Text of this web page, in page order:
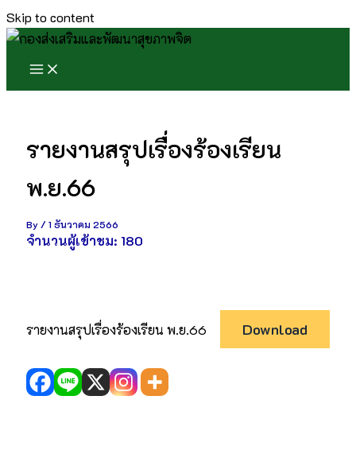
Skip to content
รายงานสรุปเรื่องร้องเรียน
พ.ย.66
By /1 ธันวาคม 2566
จำนวนผู้เข้าชม: 180
รายงานสรุปเรื่องร้องเรียน พ.ย.66 Download